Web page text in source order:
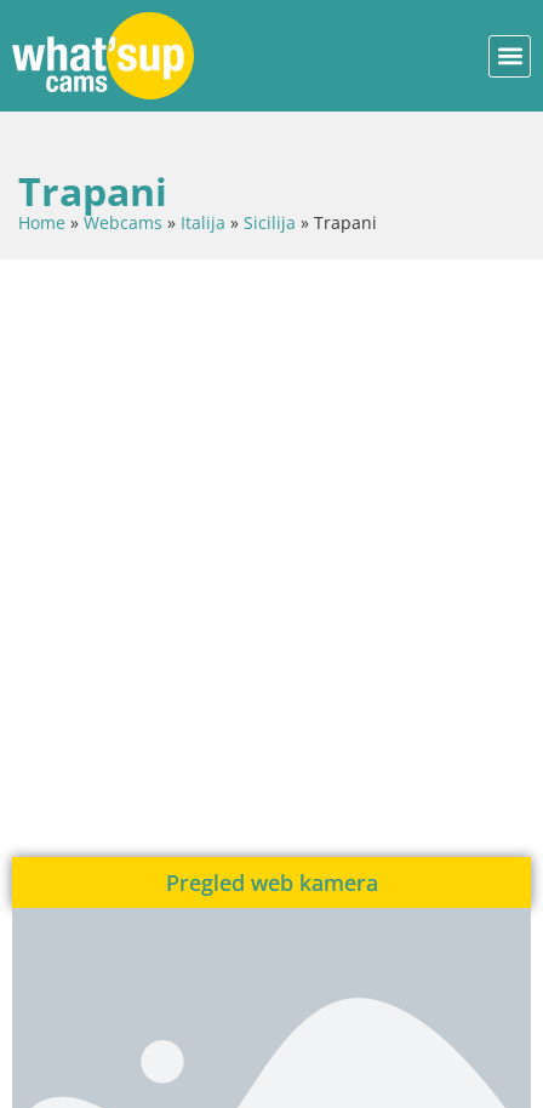
Trapani
Home » Webcams » Italija » Sicilija » Trapani
Pregled web kamera